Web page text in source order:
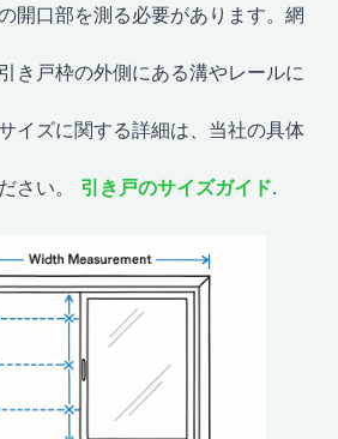
開口部を測る必要があります。網
き戸枠の外側にある溝やレールに
イズに関する詳細は、当社の具体
さい。 引き戸のサイズガイド.